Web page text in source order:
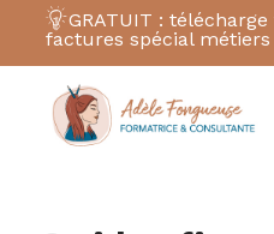
GRATUIT :
factures spécial